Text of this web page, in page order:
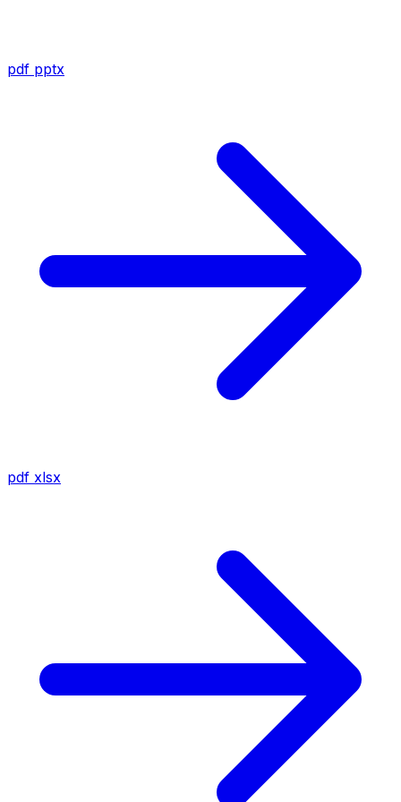
pdf pptx
pdf xlsx